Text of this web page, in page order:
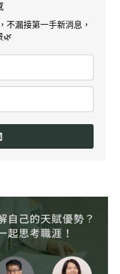
不漏接第一手新消息，
🌿